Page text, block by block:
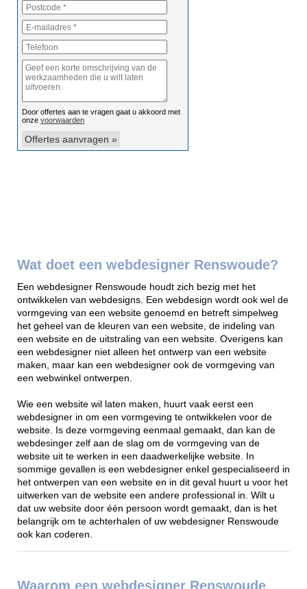
Wat doet een webdesigner Renswoude?
Een webdesigner Renswoude houdt zich bezig met het
ontwikkelen van webdesigns. Een webdesign wordt ook wel de
vormgeving van een website genoemd en betreft simpelweg
het geheel van de kleuren van een website, de indeling van
een website en de uitstraling van een website. Overigens kan
een webdesigner niet alleen het ontwerp van een website
maken, maar kan een webdesigner ook de vormgeving van
een webwinkel ontwerpen.
Wie een website wil laten maken, huurt vaak eerst een
webdesigner in om een vormgeving te ontwikkelen voor de
website. Is deze vormgeving eenmaal gemaakt, dan kan de
webdesinger zelf aan de slag om de vormgeving van de
website uit te werken in een daadwerkelijke website. In
sommige gevallen is een webdesigner enkel gespecialiseerd in
het ontwerpen van een website en in dit geval huurt u voor het
uitwerken van de website een andere professional in. Wilt u
dat uw website door één persoon wordt gemaakt, dan is het
belangrijk om te achterhalen of uw webdesigner Renswoude
ook kan coderen.
Waarom een webdesigner Renswoude